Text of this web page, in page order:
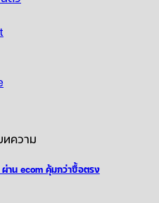
ทความ
าน ecom คุ้มกว่าซื้อตรง